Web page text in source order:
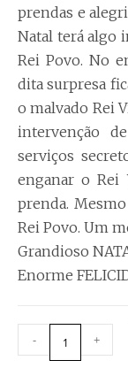
prendas e
Natal terá algo
Rei Povo. No
dita surpresa
o malvado Rei
intervenção
serviços
enganar o
prenda.
Rei Povo. Um
Grandioso
Enorme
- +